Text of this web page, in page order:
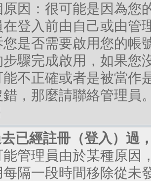
原因：很可能是因為您
登入前由自己或由管
您是否需要啟用您的帳
驟完成啟用，如果您
不正確或者是被當作
，那麼請聯絡管理員
已經註冊（登入）過
管理員由於某種原因
每隔一段時間移除從未